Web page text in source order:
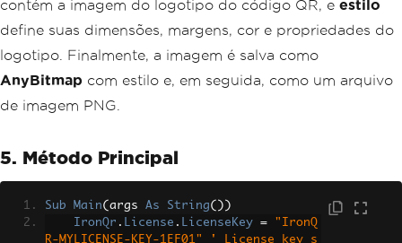
contém a imagem do logotipo do código QR, e estilo
define suas dimensões, margens, cor e propriedades do
logotipo. Finalmente, a imagem é salva como
AnyBitmap com estilo e, em seguida, como um arquivo
de imagem PNG.
5. Método Principal
Sub Main( args As String())
IronQr . License . LicenseKey =
"IronQ
R-MYLICENSE-KEY-1EF01"
' License key s